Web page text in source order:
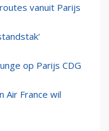
vanuit Parijs
op Parijs CDG
Air France wil